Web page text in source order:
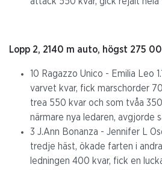
Lopp 2, 2140 m auto, högst 275
10 Ragazzo Unico - Emilia Leo
varvet kvar, fick marschorder
trea 550 kvar och som tvåa
närmare nya ledaren, avgjorde
3 J.Ann Bonanza - Jennifer L
tredje häst, ökade farten i
ledningen 400 kvar, fick en